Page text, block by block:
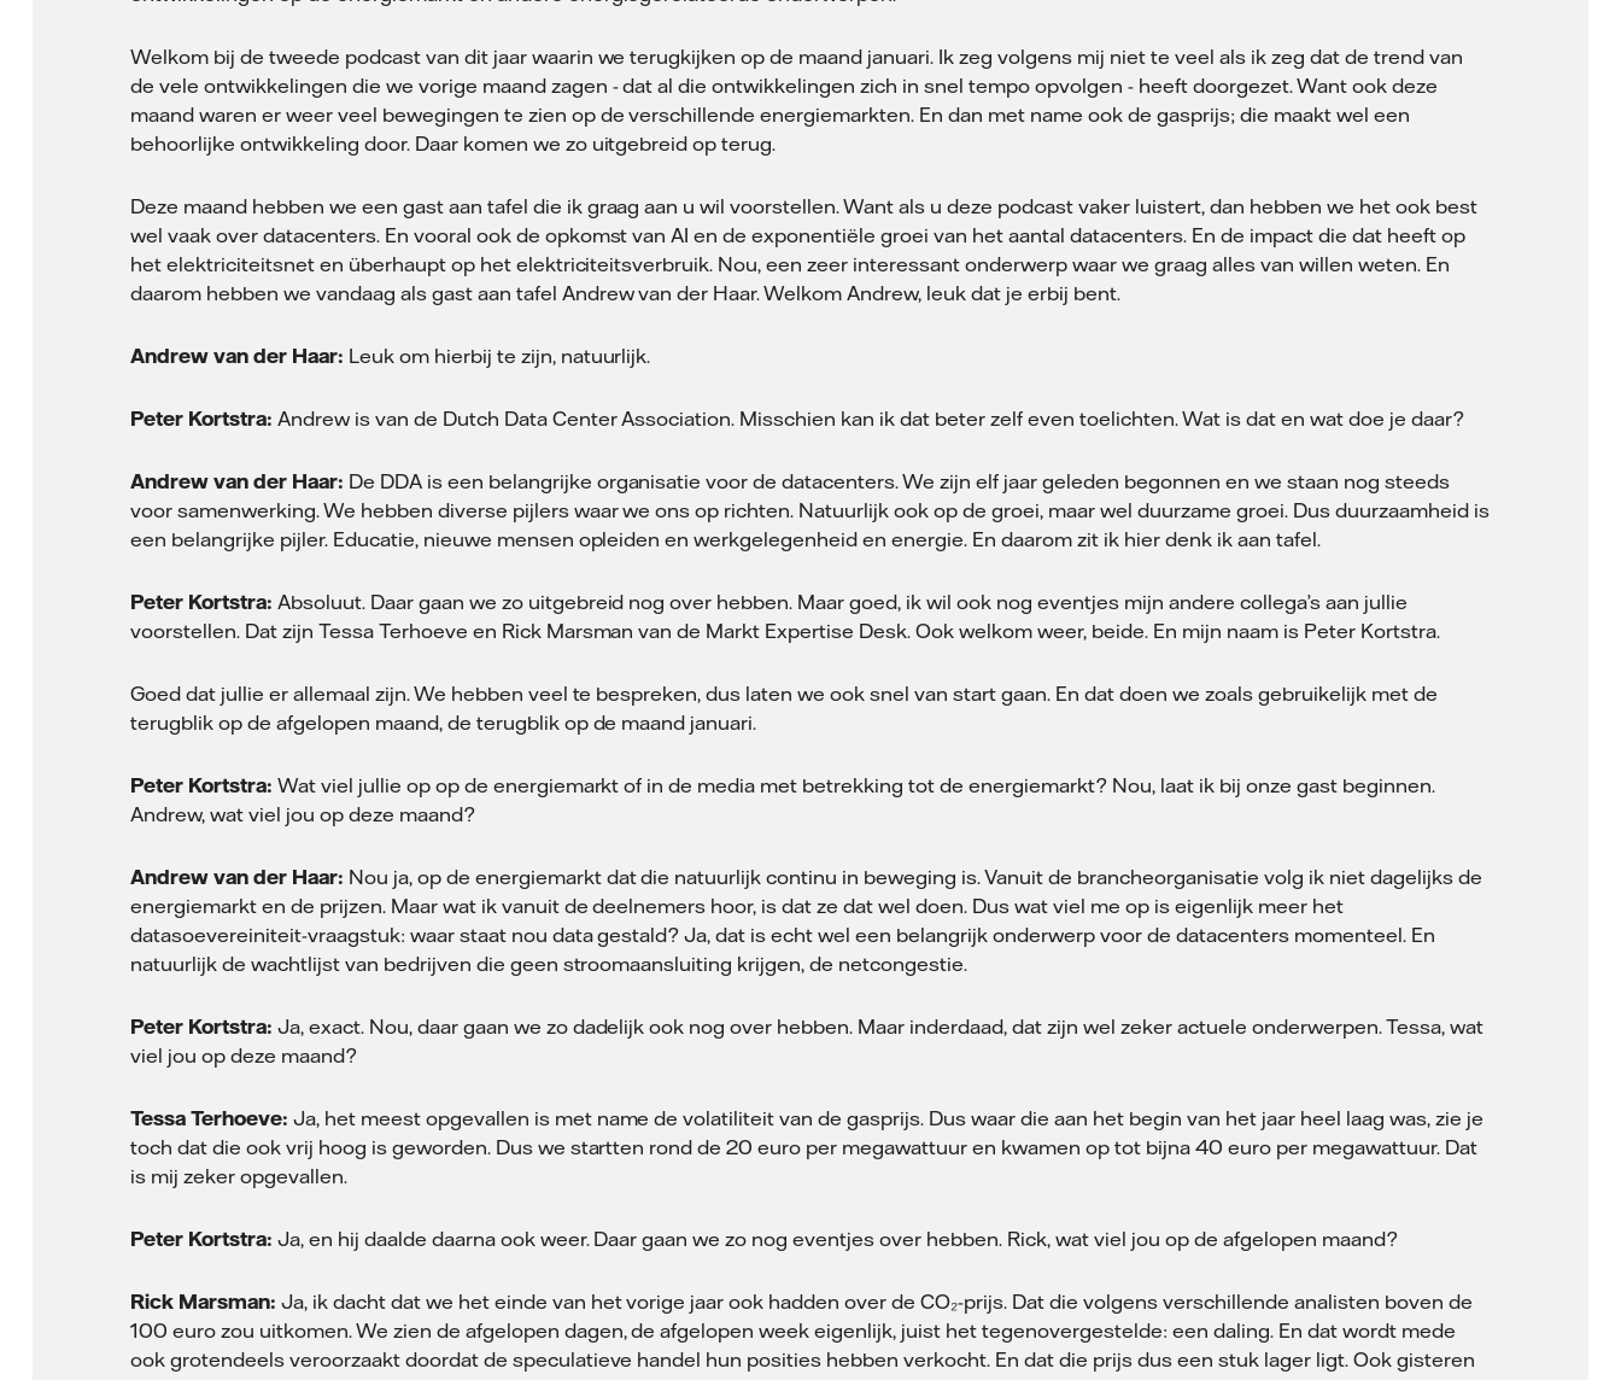
Welkom bij de tweede podcast van dit jaar waarin we terugkijken op de maand januari. Ik zeg volgens mij niet te veel als ik zeg dat de trend van
de vele ontwikkelingen die we vorige maand zagen - dat al die ontwikkelingen zich in snel tempo opvolgen - heeft doorgezet. Want ook deze
maand waren er weer veel bewegingen te zien op de verschillende energiemarkten. En dan met name ook de gasprijs; die maakt wel een
behoorlijke ontwikkeling door. Daar komen we zo uitgebreid op terug.
Deze maand hebben we een gast aan tafel die ik graag aan u wil voorstellen. Want als u deze podcast vaker luistert, dan hebben we het ook best
wel vaak over datacenters. En vooral ook de opkomst van AI en de exponentiële groei van het aantal datacenters. En de impact die dat heeft op
het elektriciteitsnet en überhaupt op het elektriciteitsverbruik. Nou, een zeer interessant onderwerp waar we graag alles van willen weten. En
daarom hebben we vandaag als gast aan tafel Andrew van der Haar. Welkom Andrew, leuk dat je erbij bent.
Andrew van der Haar: Leuk om hierbij te zijn, natuurlijk.
Peter Kortstra: Andrew is van de Dutch Data Center Association. Misschien kan ik dat beter zelf even toelichten. Wat is dat en wat doe je daar?
Andrew van der Haar: De DDA is een belangrijke organisatie voor de datacenters. We zijn elf jaar geleden begonnen en we staan nog steeds
voor samenwerking. We hebben diverse pijlers waar we ons op richten. Natuurlijk ook op de groei, maar wel duurzame groei. Dus duurzaamheid is
een belangrijke pijler. Educatie, nieuwe mensen opleiden en werkgelegenheid en energie. En daarom zit ik hier denk ik aan tafel.
Peter Kortstra: Absoluut. Daar gaan we zo uitgebreid nog over hebben. Maar goed, ik wil ook nog eventjes mijn andere collega’s aan jullie
voorstellen. Dat zijn Tessa Terhoeve en Rick Marsman van de Markt Expertise Desk. Ook welkom weer, beide. En mijn naam is Peter Kortstra.
Goed dat jullie er allemaal zijn. We hebben veel te bespreken, dus laten we ook snel van start gaan. En dat doen we zoals gebruikelijk met de
terugblik op de afgelopen maand, de terugblik op de maand januari.
Peter Kortstra: Wat viel jullie op op de energiemarkt of in de media met betrekking tot de energiemarkt? Nou, laat ik bij onze gast beginnen.
Andrew, wat viel jou op deze maand?
Andrew van der Haar: Nou ja, op de energiemarkt dat die natuurlijk continu in beweging is. Vanuit de brancheorganisatie volg ik niet dagelijks de
energiemarkt en de prijzen. Maar wat ik vanuit de deelnemers hoor, is dat ze dat wel doen. Dus wat viel me op is eigenlijk meer het
datasoevereiniteit-vraagstuk: waar staat nou data gestald? Ja, dat is echt wel een belangrijk onderwerp voor de datacenters momenteel. En
natuurlijk de wachtlijst van bedrijven die geen stroomaansluiting krijgen, de netcongestie.
Peter Kortstra: Ja, exact. Nou, daar gaan we zo dadelijk ook nog over hebben. Maar inderdaad, dat zijn wel zeker actuele onderwerpen. Tessa, wat
viel jou op deze maand?
Tessa Terhoeve: Ja, het meest opgevallen is met name de volatiliteit van de gasprijs. Dus waar die aan het begin van het jaar heel laag was, zie je
toch dat die ook vrij hoog is geworden. Dus we startten rond de 20 euro per megawattuur en kwamen op tot bijna 40 euro per megawattuur. Dat
is mij zeker opgevallen.
Peter Kortstra: Ja, en hij daalde daarna ook weer. Daar gaan we zo nog eventjes over hebben. Rick, wat viel jou op de afgelopen maand?
Rick Marsman: Ja, ik dacht dat we het einde van het vorige jaar ook hadden over de CO₂-prijs. Dat die volgens verschillende analisten boven de
100 euro zou uitkomen. We zien de afgelopen dagen, de afgelopen week eigenlijk, juist het tegenovergestelde: een daling. En dat wordt mede
ook grotendeels veroorzaakt doordat de speculatieve handel hun posities hebben verkocht. En dat die prijs dus een stuk lager ligt. Ook gisteren